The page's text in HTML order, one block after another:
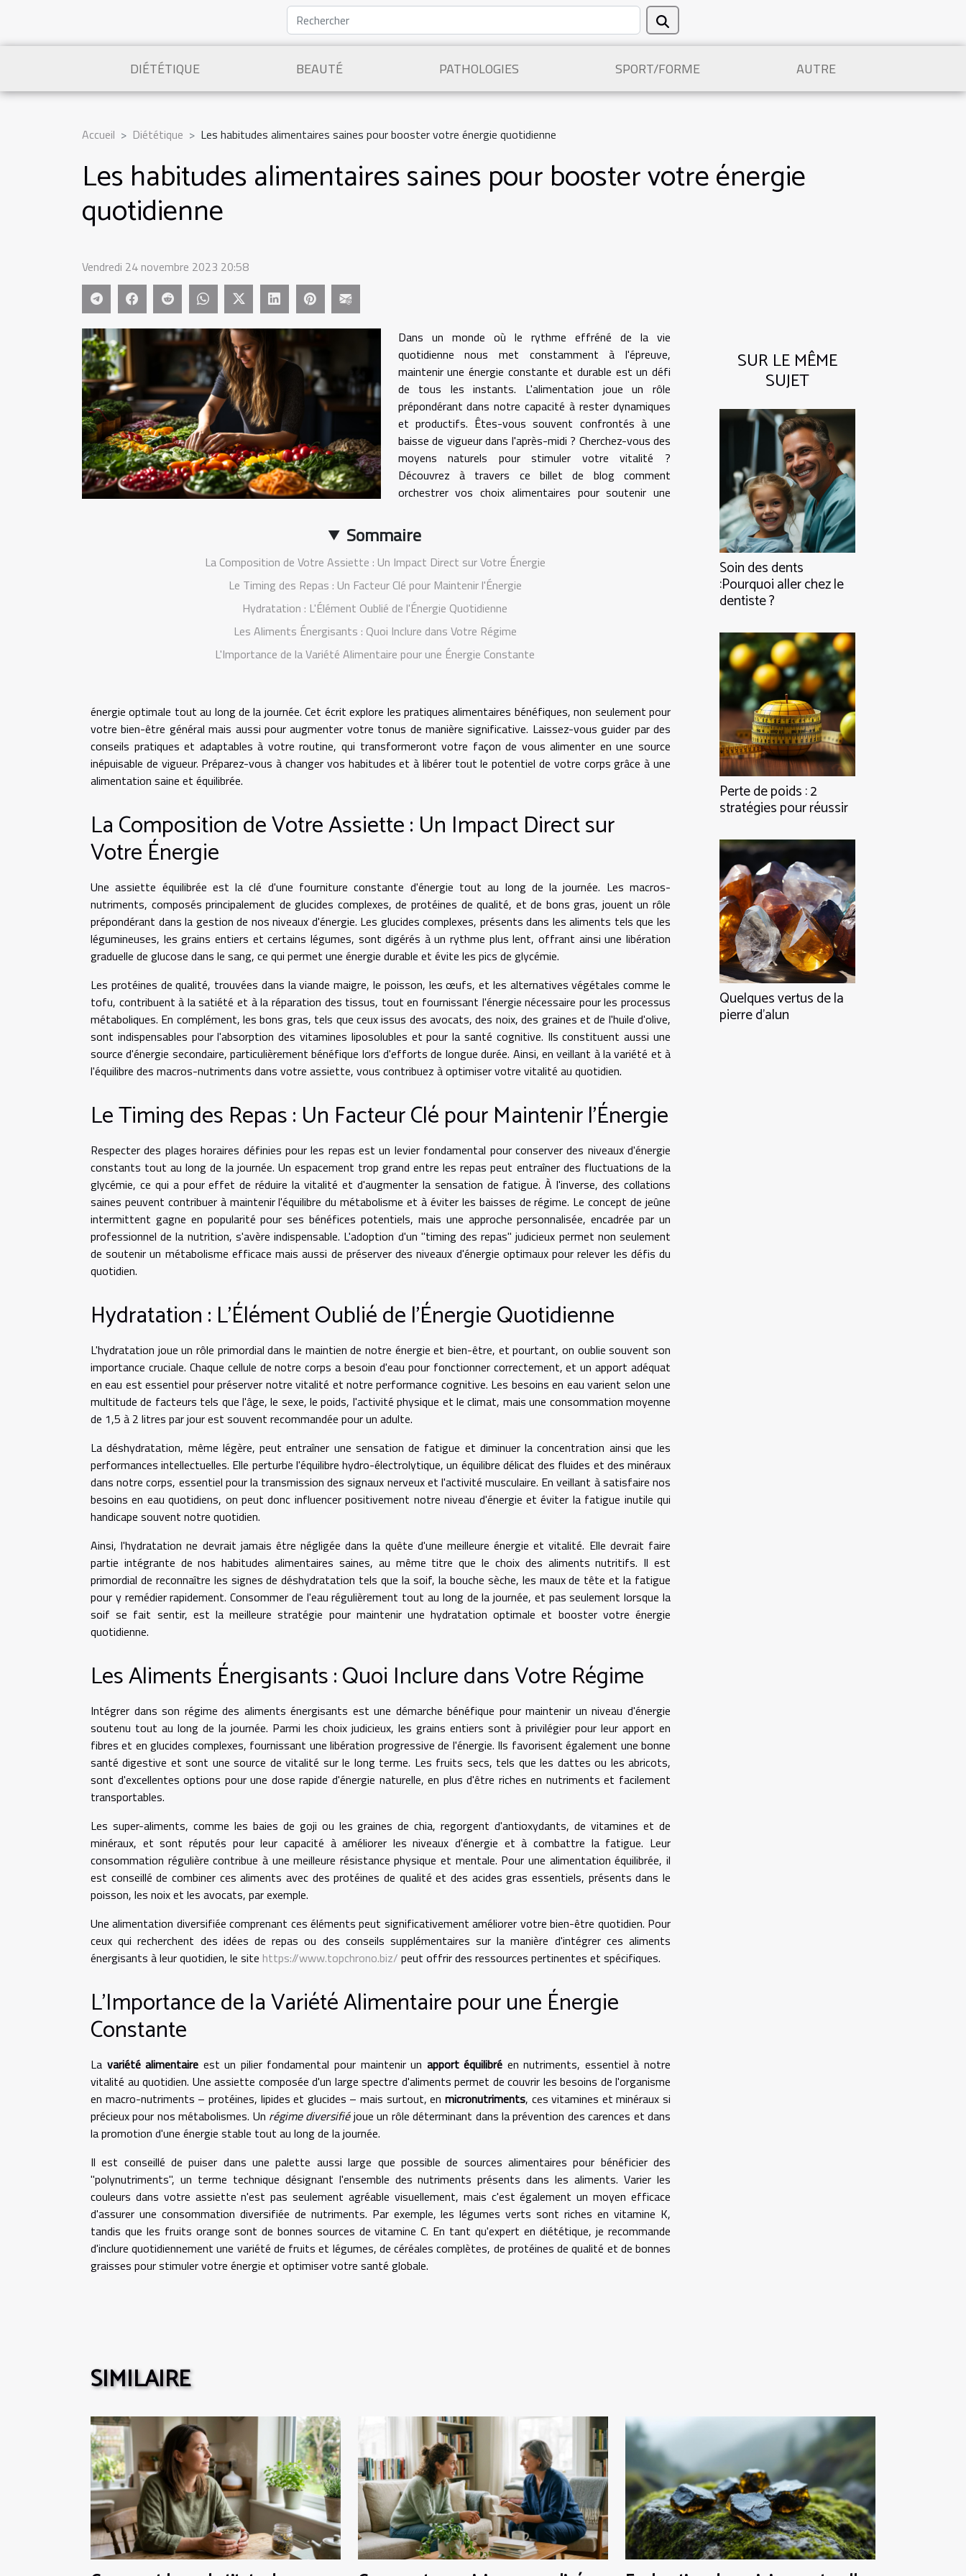
DIÉTÉTIQUE BEAUTÉ PATHOLOGIES SPORT/FORME AUTRE
Accueil Diététique Les habitudes alimentaires saines pour booster votre énergie quotidienne
Les habitudes alimentaires saines pour booster votre énergie
quotidienne
Vendredi 24 novembre 2023 20:58
Sommaire
La Composition de Votre Assiette : Un Impact Direct sur Votre Énergie
Le Timing des Repas : Un Facteur Clé pour Maintenir l'Énergie
Hydratation : L'Élément Oublié de l'Énergie Quotidienne
Les Aliments Énergisants : Quoi Inclure dans Votre Régime
L'Importance de la Variété Alimentaire pour une Énergie Constante
Dans un monde où le rythme effréné de la vie
quotidienne nous met constamment à l'épreuve,
maintenir une énergie constante et durable est un défi
de tous les instants. L'alimentation joue un rôle
prépondérant dans notre capacité à rester dynamiques
et productifs. Êtes-vous souvent confrontés à une
baisse de vigueur dans l'après-midi ? Cherchez-vous des
moyens naturels pour stimuler votre vitalité ?
Découvrez à travers ce billet de blog comment
orchestrer vos choix alimentaires pour soutenir une
énergie optimale tout au long de la journée. Cet écrit explore les pratiques alimentaires bénéfiques, non seulement pour
votre bien-être général mais aussi pour augmenter votre tonus de manière significative. Laissez-vous guider par des
conseils pratiques et adaptables à votre routine, qui transformeront votre façon de vous alimenter en une source
inépuisable de vigueur. Préparez-vous à changer vos habitudes et à libérer tout le potentiel de votre corps grâce à une
alimentation saine et équilibrée.
La Composition de Votre Assiette : Un Impact Direct sur
Votre Énergie
Une assiette équilibrée est la clé d'une fourniture constante d'énergie tout au long de la journée. Les macros-
nutriments, composés principalement de glucides complexes, de protéines de qualité, et de bons gras, jouent un rôle
prépondérant dans la gestion de nos niveaux d'énergie. Les glucides complexes, présents dans les aliments tels que les
légumineuses, les grains entiers et certains légumes, sont digérés à un rythme plus lent, offrant ainsi une libération
graduelle de glucose dans le sang, ce qui permet une énergie durable et évite les pics de glycémie.
Les protéines de qualité, trouvées dans la viande maigre, le poisson, les œufs, et les alternatives végétales comme le
tofu, contribuent à la satiété et à la réparation des tissus, tout en fournissant l'énergie nécessaire pour les processus
métaboliques. En complément, les bons gras, tels que ceux issus des avocats, des noix, des graines et de l'huile d'olive,
sont indispensables pour l'absorption des vitamines liposolubles et pour la santé cognitive. Ils constituent aussi une
source d'énergie secondaire, particulièrement bénéfique lors d'efforts de longue durée. Ainsi, en veillant à la variété et à
l'équilibre des macros-nutriments dans votre assiette, vous contribuez à optimiser votre vitalité au quotidien.
Le Timing des Repas : Un Facteur Clé pour Maintenir l'Énergie
Respecter des plages horaires définies pour les repas est un levier fondamental pour conserver des niveaux d'énergie
constants tout au long de la journée. Un espacement trop grand entre les repas peut entraîner des fluctuations de la
glycémie, ce qui a pour effet de réduire la vitalité et d'augmenter la sensation de fatigue. À l'inverse, des collations
saines peuvent contribuer à maintenir l'équilibre du métabolisme et à éviter les baisses de régime. Le concept de jeûne
intermittent gagne en popularité pour ses bénéfices potentiels, mais une approche personnalisée, encadrée par un
professionnel de la nutrition, s'avère indispensable. L'adoption d'un "timing des repas" judicieux permet non seulement
de soutenir un métabolisme efficace mais aussi de préserver des niveaux d'énergie optimaux pour relever les défis du
quotidien.
Hydratation : L'Élément Oublié de l'Énergie Quotidienne
L'hydratation joue un rôle primordial dans le maintien de notre énergie et bien-être, et pourtant, on oublie souvent son
importance cruciale. Chaque cellule de notre corps a besoin d'eau pour fonctionner correctement, et un apport adéquat
en eau est essentiel pour préserver notre vitalité et notre performance cognitive. Les besoins en eau varient selon une
multitude de facteurs tels que l'âge, le sexe, le poids, l'activité physique et le climat, mais une consommation moyenne
de 1,5 à 2 litres par jour est souvent recommandée pour un adulte.
La déshydratation, même légère, peut entraîner une sensation de fatigue et diminuer la concentration ainsi que les
performances intellectuelles. Elle perturbe l'équilibre hydro-électrolytique, un équilibre délicat des fluides et des minéraux
dans notre corps, essentiel pour la transmission des signaux nerveux et l'activité musculaire. En veillant à satisfaire nos
besoins en eau quotidiens, on peut donc influencer positivement notre niveau d'énergie et éviter la fatigue inutile qui
handicape souvent notre quotidien.
Ainsi, l'hydratation ne devrait jamais être négligée dans la quête d'une meilleure énergie et vitalité. Elle devrait faire
partie intégrante de nos habitudes alimentaires saines, au même titre que le choix des aliments nutritifs. Il est
primordial de reconnaître les signes de déshydratation tels que la soif, la bouche sèche, les maux de tête et la fatigue
pour y remédier rapidement. Consommer de l'eau régulièrement tout au long de la journée, et pas seulement lorsque la
soif se fait sentir, est la meilleure stratégie pour maintenir une hydratation optimale et booster votre énergie
quotidienne.
Les Aliments Énergisants : Quoi Inclure dans Votre Régime
Intégrer dans son régime des aliments énergisants est une démarche bénéfique pour maintenir un niveau d'énergie
soutenu tout au long de la journée. Parmi les choix judicieux, les grains entiers sont à privilégier pour leur apport en
fibres et en glucides complexes, fournissant une libération progressive de l'énergie. Ils favorisent également une bonne
santé digestive et sont une source de vitalité sur le long terme. Les fruits secs, tels que les dattes ou les abricots,
sont d'excellentes options pour une dose rapide d'énergie naturelle, en plus d'être riches en nutriments et facilement
transportables.
Les super-aliments, comme les baies de goji ou les graines de chia, regorgent d'antioxydants, de vitamines et de
minéraux, et sont réputés pour leur capacité à améliorer les niveaux d'énergie et à combattre la fatigue. Leur
consommation régulière contribue à une meilleure résistance physique et mentale. Pour une alimentation équilibrée, il
est conseillé de combiner ces aliments avec des protéines de qualité et des acides gras essentiels, présents dans le
poisson, les noix et les avocats, par exemple.
Une alimentation diversifiée comprenant ces éléments peut significativement améliorer votre bien-être quotidien. Pour
ceux qui recherchent des idées de repas ou des conseils supplémentaires sur la manière d'intégrer ces aliments
énergisants à leur quotidien, le site https://www.topchrono.biz/ peut offrir des ressources pertinentes et spécifiques.
L'Importance de la Variété Alimentaire pour une Énergie
Constante
La variété alimentaire est un pilier fondamental pour maintenir un apport équilibré en nutriments, essentiel à notre
vitalité au quotidien. Une assiette composée d'un large spectre d'aliments permet de couvrir les besoins de l'organisme
en macro-nutriments – protéines, lipides et glucides – mais surtout, en micronutriments, ces vitamines et minéraux si
précieux pour nos métabolismes. Un régime diversifiéjoue un rôle déterminant dans la prévention des carences et dans
la promotion d'une énergie stable tout au long de la journée.
Il est conseillé de puiser dans une palette aussi large que possible de sources alimentaires pour bénéficier des
"polynutriments", un terme technique désignant l'ensemble des nutriments présents dans les aliments. Varier les
couleurs dans votre assiette n'est pas seulement agréable visuellement, mais c'est également un moyen efficace
d'assurer une consommation diversifiée de nutriments. Par exemple, les légumes verts sont riches en vitamine K,
tandis que les fruits orange sont de bonnes sources de vitamine C. En tant qu'expert en diététique, je recommande
d'inclure quotidiennement une variété de fruits et légumes, de céréales complètes, de protéines de qualité et de bonnes
graisses pour stimuler votre énergie et optimiser votre santé globale.
SUR LE MÊME
SUJET
Soin des dents
:Pourquoi aller chez le
dentiste ?
Perte de poids : 2
stratégies pour réussir
Quelques vertus de la
pierre d'alun
SIMILAIRE